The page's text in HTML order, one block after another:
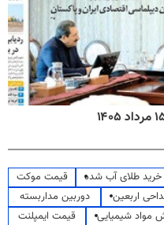
خرید طلای آب شده
قیمت موکت
اربعین
دوربین مداربسته
مواد شیمیایی
قیمت ایمپلنت